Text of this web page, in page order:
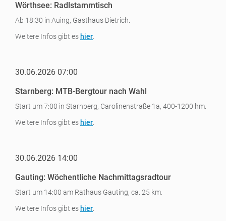
Wörthsee: Radlstammtisch
Ab 18:30 in Auing, Gasthaus Dietrich.
Weitere Infos gibt es hier
30.06.2026 07:00
Starnberg: MTB-Bergtour nach Wahl
Start um 7:00 in Starnberg, Carolinenstraße 1a, 400-1200 hm.
Weitere Infos gibt es hier
30.06.2026 14:00
Gauting: Wöchentliche Nachmittagsradtour
Start um 14:00 am Rathaus Gauting, ca. 25 km.
Weitere Infos gibt es hier